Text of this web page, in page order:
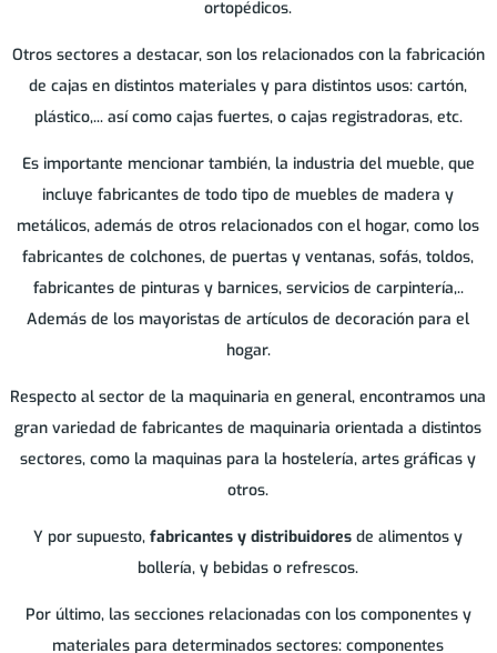
ortopédicos.
Otros sectores a destacar, son los relacionados con la fabricación
de cajas en distintos materiales y para distintos usos: cartón,
plástico,... así como cajas fuertes, o cajas registradoras, etc.
Es importante mencionar también, la industria del mueble, que
incluye fabricantes de todo tipo de muebles de madera y
metálicos, además de otros relacionados con el hogar, como los
fabricantes de colchones, de puertas y ventanas, sofás, toldos,
fabricantes de pinturas y barnices, servicios de carpintería,..
Además de los mayoristas de artículos de decoración para el
hogar.
Respecto al sector de la maquinaria en general, encontramos una
gran variedad de fabricantes de maquinaria orientada a distintos
sectores, como la maquinas para la hostelería, artes gráficas y
otros.
Y por supuesto,fabricantes y distribuidores de alimentos y
bollería, y bebidas o refrescos.
Por último, las secciones relacionadas con los componentes y
materiales para determinados sectores: componentes